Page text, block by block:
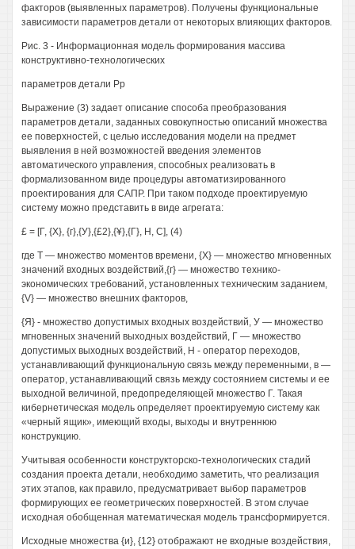
факторов (выявленных параметров). Получены функциональные
зависимости параметров детали от некоторых влияющих факторов.
Рис. 3 - Информационная модель формирования массива
конструктивно-технологических
параметров детали Рр
Выражение (3) задает описание способа преобразования
параметров детали, заданных совокупностью описаний множества
ее поверхностей, с целью исследования модели на предмет
выявления в ней возможностей введения элементов
автоматического управления, способных реализовать в
формализованном виде процедуры автоматизированного
проектирования для САПР. При таком подходе проектируемую
систему можно представить в виде агрегата:
£ = [Г, {X}, {г},{У},{£2},{¥},{Г}, Н, С], (4)
где Т — множество моментов времени, {X} — множество мгновенных
значений входных воздействий,{г} — множество технико-
экономических требований, установленных техническим заданием,
{V} — множество внешних факторов,
{Я} - множество допустимых входных воздействий, У — множество
мгновенных значений выходных воздействий, Г — множество
допустимых выходных воздействий, Н - оператор переходов,
устанавливающий функциональную связь между переменными, в —
оператор, устанавливающий связь между состоянием системы и ее
выходной величиной, предопределяющей множество Г. Такая
кибернетическая модель определяет проектируемую систему как
«черный ящик», имеющий входы, выходы и внутреннюю
конструкцию.
Учитывая особенности конструкторско-технологических стадий
создания проекта детали, необходимо заметить, что реализация
этих этапов, как правило, предусматривает выбор параметров
формирующих ее геометрических поверхностей. В этом случае
исходная обобщенная математическая модель трансформируется.
Исходные множества {и}, {12} отображают не входные воздействия,